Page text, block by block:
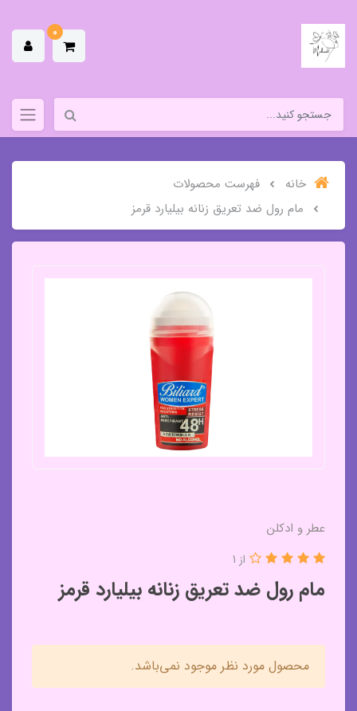
0
خانه
فهرست محصولات
مام رول ضد تعریق زنانه بیلیارد قرمز
عطر و ادکلن
مام رول ضد تعریق زنانه بیلیارد قرمز
از 1
محصول مورد نظر موجود نمی‌باشد.